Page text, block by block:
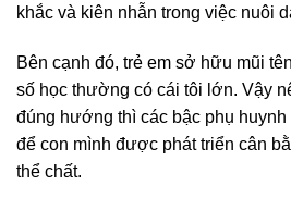
khắc và kiên nhẫn trong việc nuôi
Bên cạnh đó, trẻ em sở hữu mũi
số học thường có cái tôi lớn. Vậy
đúng hướng thì các bậc phụ huynh
để con mình được phát triển cân
thể chất.